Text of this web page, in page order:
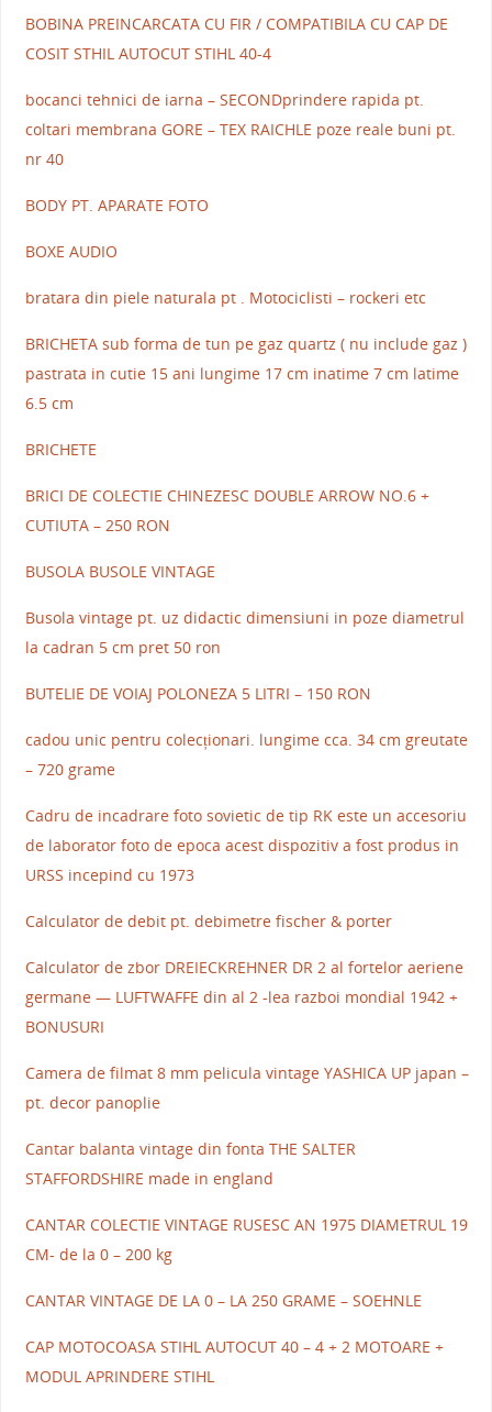
BOBINA PREINCARCATA CU FIR / COMPATIBILA CU CAP DE
COSIT STHIL AUTOCUT STIHL 40-4
bocanci tehnici de iarna – SECONDprindere rapida pt.
coltari membrana GORE – TEX RAICHLE poze reale buni pt.
nr 40
BODY PT. APARATE FOTO
BOXE AUDIO
bratara din piele naturala pt . Motociclisti – rockeri etc
BRICHETA sub forma de tun pe gaz quartz ( nu include gaz )
pastrata in cutie 15 ani lungime 17 cm inatime 7 cm latime
6.5 cm
BRICHETE
BRICI DE COLECTIE CHINEZESC DOUBLE ARROW NO.6 +
CUTIUTA – 250 RON
BUSOLA BUSOLE VINTAGE
Busola vintage pt. uz didactic dimensiuni in poze diametrul
la cadran 5 cm pret 50 ron
BUTELIE DE VOIAJ POLONEZA 5 LITRI – 150 RON
cadou unic pentru colecționari. lungime cca. 34 cm greutate
– 720 grame
Cadru de incadrare foto sovietic de tip RK este un accesoriu
de laborator foto de epoca acest dispozitiv a fost produs in
URSS incepind cu 1973
Calculator de debit pt. debimetre fischer & porter
Calculator de zbor DREIECKREHNER DR 2 al fortelor aeriene
germane — LUFTWAFFE din al 2 -lea razboi mondial 1942 +
BONUSURI
Camera de filmat 8 mm pelicula vintage YASHICA UP japan –
pt. decor panoplie
Cantar balanta vintage din fonta THE SALTER
STAFFORDSHIRE made in england
CANTAR COLECTIE VINTAGE RUSESC AN 1975 DIAMETRUL 19
CM- de la 0 – 200 kg
CANTAR VINTAGE DE LA 0 – LA 250 GRAME – SOEHNLE
CAP MOTOCOASA STIHL AUTOCUT 40 – 4 + 2 MOTOARE +
MODUL APRINDERE STIHL